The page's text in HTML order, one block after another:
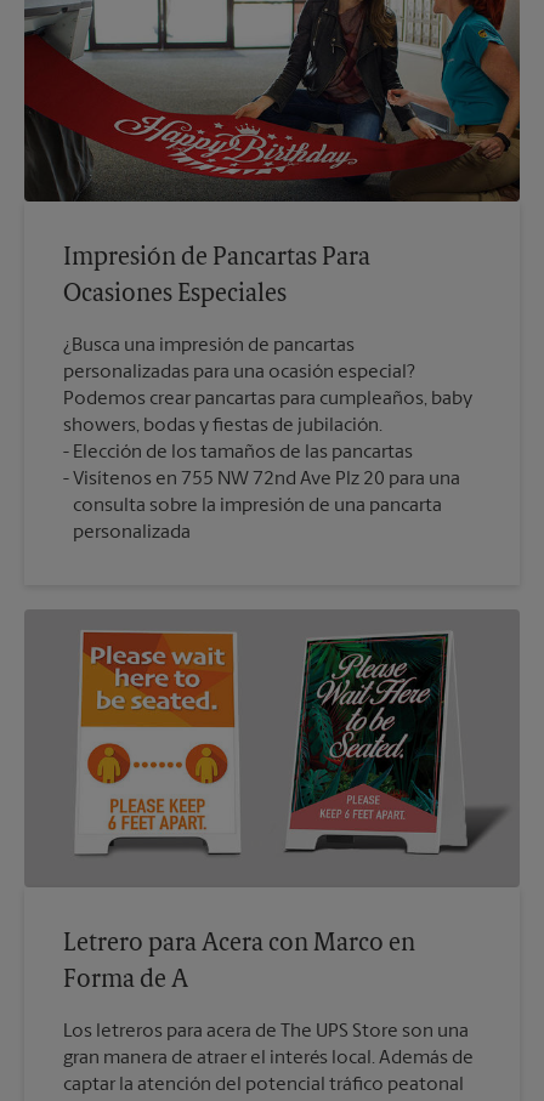
Impresión de Pancartas Para
Ocasiones Especiales
¿Busca una impresión de pancartas
personalizadas para una ocasión especial?
Podemos crear pancartas para cumpleaños, baby
showers, bodas y fiestas de jubilación.
Elección de los tamaños de las pancartas
Visítenos en 755 NW 72nd Ave Plz 20 para una
consulta sobre la impresión de una pancarta
personalizada
Letrero para Acera con Marco en
Forma de A
Los letreros para acera de The UPS Store son una
gran manera de atraer el interés local. Además de
captar la atención del potencial tráfico peatonal